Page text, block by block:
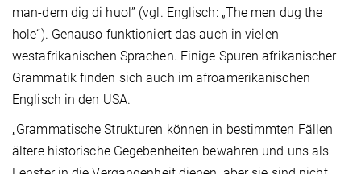
man-dem dig di huol” (vgl. Englisch: „The men dug the
hole“). Genauso funktioniert das auch in vielen
westafrikanischen Sprachen. Einige Spuren afrikanischer
Grammatik finden sich auch im afroamerikanischen
Englisch in den USA.
„Grammatische Strukturen können in bestimmten Fällen
ältere historische Gegebenheiten bewahren und uns als